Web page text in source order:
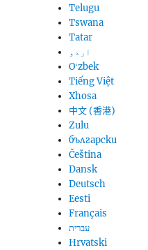
Telugu
Tswana
Tatar
اردو
Oʻzbek
Tiếng Việt
Xhosa
中文 (香港)
Zulu
български
Čeština
Dansk
Deutsch
Eesti
Français
עברית
Hrvatski